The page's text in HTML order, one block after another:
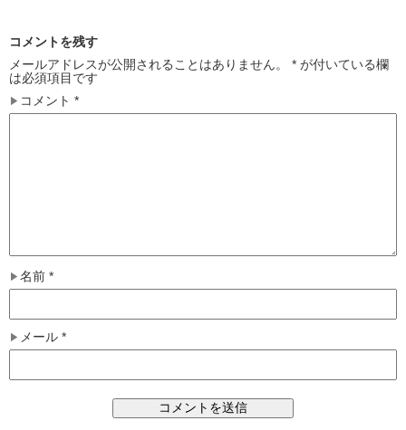
コメントを残す
メールアドレスが公開されることはありません。
* が付いている欄
は必須項目です
コメント *
名前 *
メール *